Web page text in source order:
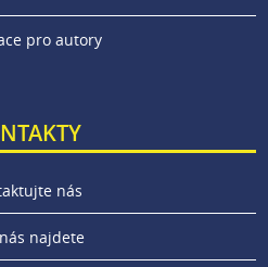
pro autory
nás
najdete